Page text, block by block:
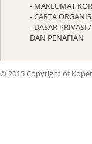
- MAKLUMAT
- CARTA
- DASAR PRIVASI
DAN PENAFIAN
© 2015 Copyright of